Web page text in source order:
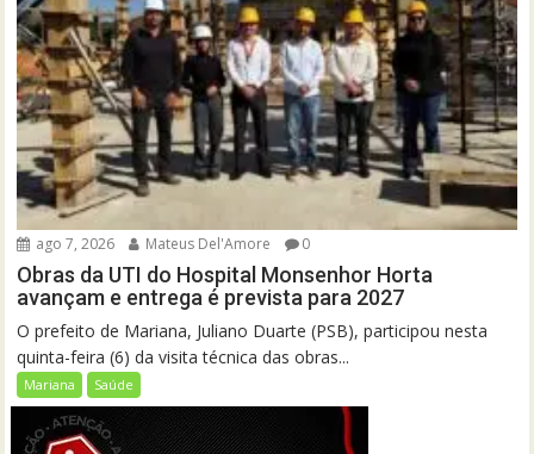
ago 7, 2026 Mateus Del'Amore 0
Obras da UTI do Hospital Monsenhor Horta
avançam e entrega é prevista para 2027
O prefeito de Mariana, Juliano Duarte (PSB), participou nesta
quinta-feira (6) da visita técnica das obras...
Mariana Saúde